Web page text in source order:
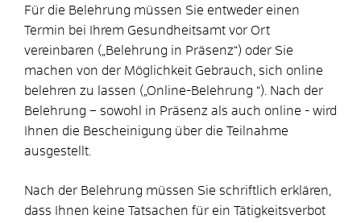
Für die Belehrung müssen Sie entweder einen
Termin bei Ihrem Gesundheitsamt vor Ort
vereinbaren („Belehrung in Präsenz“) oder Sie
machen von der Möglichkeit Gebrauch, sich online
belehren zu lassen („Online-Belehrung “). Nach der
Belehrung – sowohl in Präsenz als auch online - wird
Ihnen die Bescheinigung über die Teilnahme
ausgestellt.
Nach der Belehrung müssen Sie schriftlich erklären,
dass Ihnen keine Tatsachen für ein Tätigkeitsverbot